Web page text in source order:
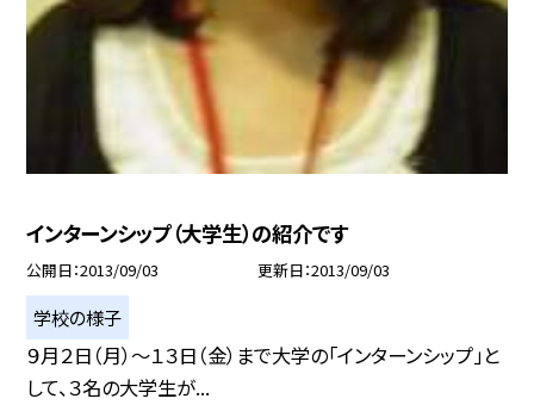
インターンシップ（大学生）の紹介です
公開日 2013/09/03 更新日 2013/09/03
学校の様子
９月２日（月）〜１３日（金）まで大学の「インターンシップ」と
して、３名の大学生が...